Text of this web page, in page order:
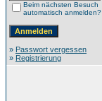
Beim nächsten Besuch
automatisch anmelden?
» Passwort vergessen
» Registrierung